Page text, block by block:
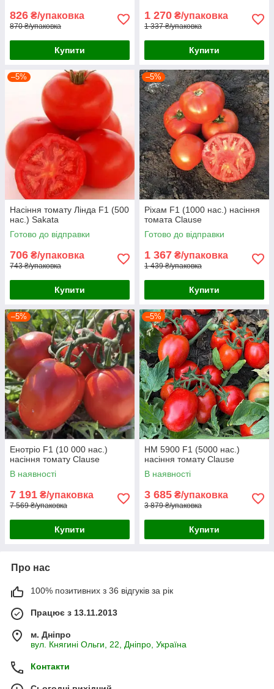
826 ₴/упаковка
870 ₴/упаковка
Купити
1 270 ₴/упаковка
1 337 ₴/упаковка
Купити
–5%
Насіння томату Лінда F1 (500
нас.) Sakata
Готово до відправки
706 ₴/упаковка
743 ₴/упаковка
Купити
–5%
Ріхам F1 (1000 нас.) насіння
томата Clause
Готово до відправки
1 367 ₴/упаковка
1 439 ₴/упаковка
Купити
–5%
Енотріо F1 (10 000 нас.)
насіння томату Clause
В наявності
7 191 ₴/упаковка
7 569 ₴/упаковка
Купити
–5%
HM 5900 F1 (5000 нас.)
насіння томату Clause
В наявності
3 685 ₴/упаковка
3 879 ₴/упаковка
Купити
Про нас
100% позитивних з 36 відгуків за рік
Працює з 13.11.2013
м. Дніпро
вул. Княгині Ольги, 22, Дніпро, Україна
Контакти